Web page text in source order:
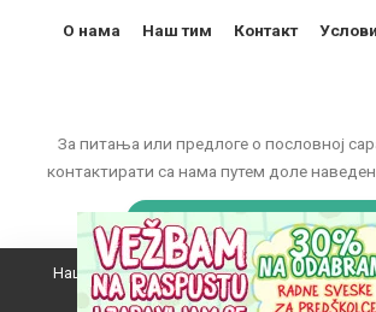
За питања или предлоге о пословној
контактирати са нама путем доле
О нама Наш тим Контакт
Наш вебсајт користи колачиће да побољша